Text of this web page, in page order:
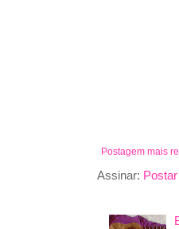
Postagem mais
Assinar: